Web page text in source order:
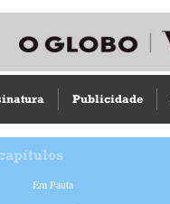
Publicidade
Em Pauta